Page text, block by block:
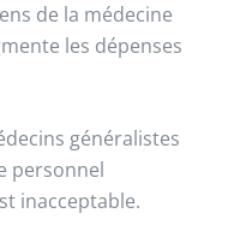
de la médecine
les dépenses
généralistes
personnel
inacceptable.